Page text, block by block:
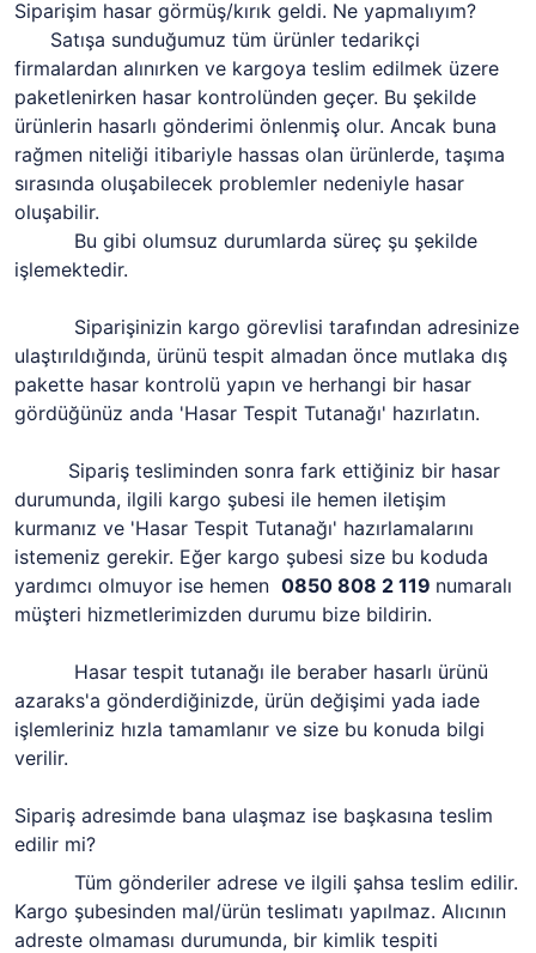
Siparişim hasar görmüş/kırık geldi. Ne yapmalıyım?
Satışa sunduğumuz tüm ürünler tedarikçi
firmalardan alınırken ve kargoya teslim edilmek üzere
paketlenirken hasar kontrolünden geçer. Bu şekilde
ürünlerin hasarlı gönderimi önlenmiş olur. Ancak buna
rağmen niteliği itibariyle hassas olan ürünlerde, taşıma
sırasında oluşabilecek problemler nedeniyle hasar
oluşabilir.
Bu gibi olumsuz durumlarda süreç şu şekilde
işlemektedir.
Siparişinizin kargo görevlisi tarafından adresinize
ulaştırıldığında, ürünü tespit almadan önce mutlaka dış
pakette hasar kontrolü yapın ve herhangi bir hasar
gördüğünüz anda 'Hasar Tespit Tutanağı' hazırlatın.
Sipariş tesliminden sonra fark ettiğiniz bir hasar
durumunda, ilgili kargo şubesi ile hemen iletişim
kurmanız ve 'Hasar Tespit Tutanağı' hazırlamalarını
istemeniz gerekir. Eğer kargo şubesi size bu koduda
yardımcı olmuyor ise hemen 0850 808 2 119 numaralı
müşteri hizmetlerimizden durumu bize bildirin.
Hasar tespit tutanağı ile beraber hasarlı ürünü
azaraks'a gönderdiğinizde, ürün değişimi yada iade
işlemleriniz hızla tamamlanır ve size bu konuda bilgi
verilir.
Sipariş adresimde bana ulaşmaz ise başkasına teslim
edilir mi?
Tüm gönderiler adrese ve ilgili şahsa teslim edilir.
Kargo şubesinden mal/ürün teslimatı yapılmaz. Alıcının
adreste olmaması durumunda, bir kimlik tespiti